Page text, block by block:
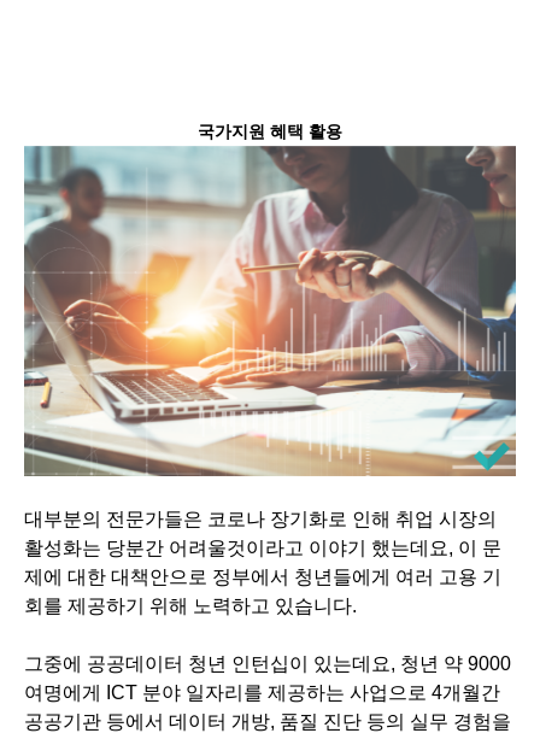
국가지원 혜택 활용
대부분의 전문가들은 코로나 장기화로 인해 취업 시장의
활성화는 당분간 어려울것이라고 이야기 했는데요, 이 문
제에 대한 대책안으로 정부에서 청년들에게 여러 고용 기
회를 제공하기 위해 노력하고 있습니다.
그중에 공공데이터 청년 인턴십이 있는데요, 청년 약 9000
여명에게 ICT 분야 일자리를 제공하는 사업으로 4개월간
공공기관 등에서 데이터 개방, 품질 진단 등의 실무 경험을